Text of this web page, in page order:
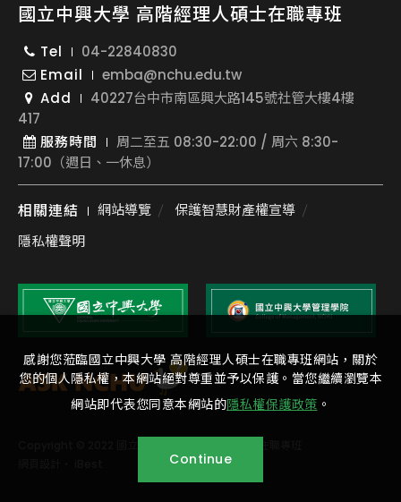
國立中興大學 高階經理人碩士在職專班
Tel
04-22840830
Email
emba@nchu.edu.tw
Add
40227台中市南區興大路145號社管大樓4樓
417
服務時間
周二至五 08:30-22:00 / 周六 8:30-
17:00（週日、一休息）
相關連結 網站導覽
保護智慧財產權宣導
隱私權聲明
感謝您蒞臨國立中興大學 高階經理人碩士在職專班網站，關於
您的個人隱私權，本網站絕對尊重並予以保護。當您繼續瀏覽本
網站即代表您同意本網站的隱私權保護政策 。
Continue